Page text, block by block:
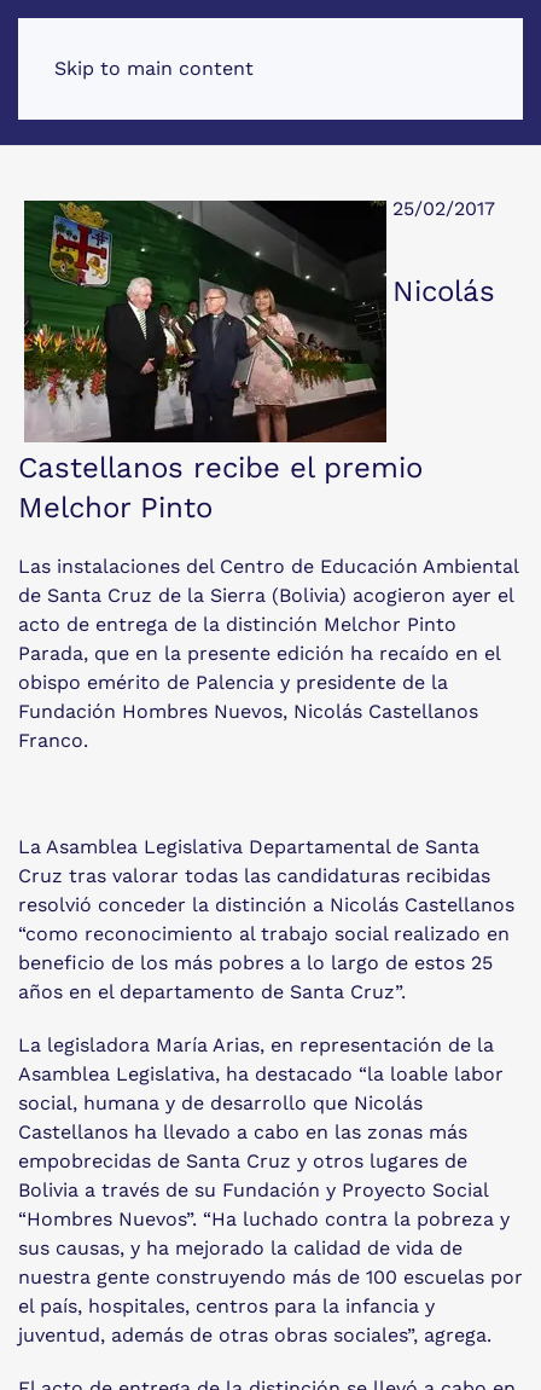
Skip to main content
25/02/2017
Nicolás
Castellanos recibe el premio
Melchor Pinto
Las instalaciones del Centro de Educación Ambiental
de Santa Cruz de la Sierra (Bolivia) acogieron ayer el
acto de entrega de la distinción Melchor Pinto
Parada, que en la presente edición ha recaído en el
obispo emérito de Palencia y presidente de la
Fundación Hombres Nuevos, Nicolás Castellanos
Franco.
La Asamblea Legislativa Departamental de Santa
Cruz tras valorar todas las candidaturas recibidas
resolvió conceder la distinción a Nicolás Castellanos
“como reconocimiento al trabajo social realizado en
beneficio de los más pobres a lo largo de estos 25
años en el departamento de Santa Cruz”.
La legisladora María Arias, en representación de la
Asamblea Legislativa, ha destacado “la loable labor
social, humana y de desarrollo que Nicolás
Castellanos ha llevado a cabo en las zonas más
empobrecidas de Santa Cruz y otros lugares de
Bolivia a través de su Fundación y Proyecto Social
“Hombres Nuevos”. “Ha luchado contra la pobreza y
sus causas, y ha mejorado la calidad de vida de
nuestra gente construyendo más de 100 escuelas por
el país, hospitales, centros para la infancia y
juventud, además de otras obras sociales”, agrega.